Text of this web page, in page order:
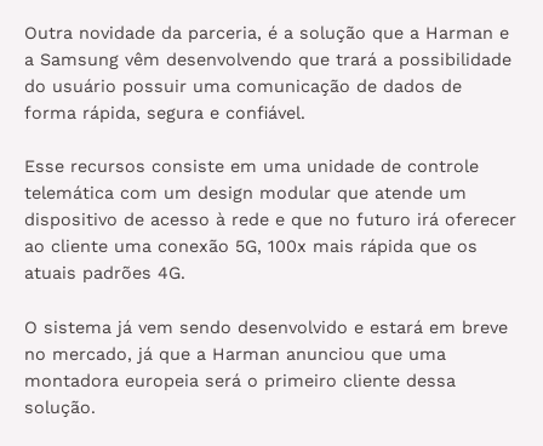
Outra novidade da parceria, é a solução que a Harman e
a Samsung vêm desenvolvendo que trará a possibilidade
do usuário possuir uma comunicação de dados de
forma rápida, segura e confiável.
Esse recursos consiste em uma unidade de controle
telemática com um design modular que atende um
dispositivo de acesso à rede e que no futuro irá oferecer
ao cliente uma conexão 5G, 100x mais rápida que os
atuais padrões 4G.
O sistema já vem sendo desenvolvido e estará em breve
no mercado, já que a Harman anunciou que uma
montadora europeia será o primeiro cliente dessa
solução.